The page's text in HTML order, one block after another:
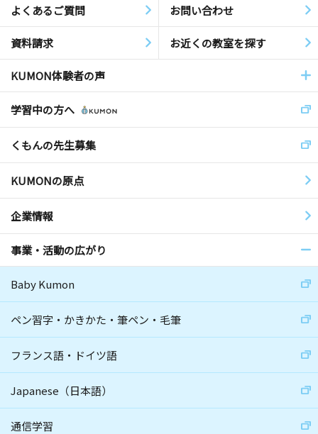
よくあるご質問 お問い合わせ
資料請求 お近くの教室を探す
KUMON体験者の声
学習中の方へ
くもんの先生募集
KUMONの原点
企業情報
事業・活動の広がり
Baby Kumon
ペン習字・かきかた・筆ペン・毛筆
フランス語・ドイツ語
Japanese（日本語）
通信学習